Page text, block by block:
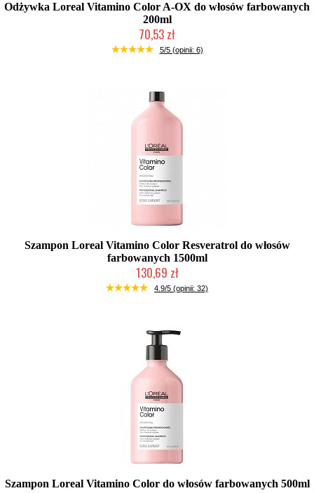
Odżywka Loreal Vitamino Color A-OX do włosów farbowanych
200ml
70,53 zł
Duża ilość (wysyłka w 24h)
5/5 (opinii: 6)
Szampon Loreal Vitamino Color Resveratrol do włosów
farbowanych 1500ml
130,69 zł
Duża ilość (wysyłka w 24h)
4.9/5 (opinii: 32)
Szampon Loreal Vitamino Color do włosów farbowanych 500ml